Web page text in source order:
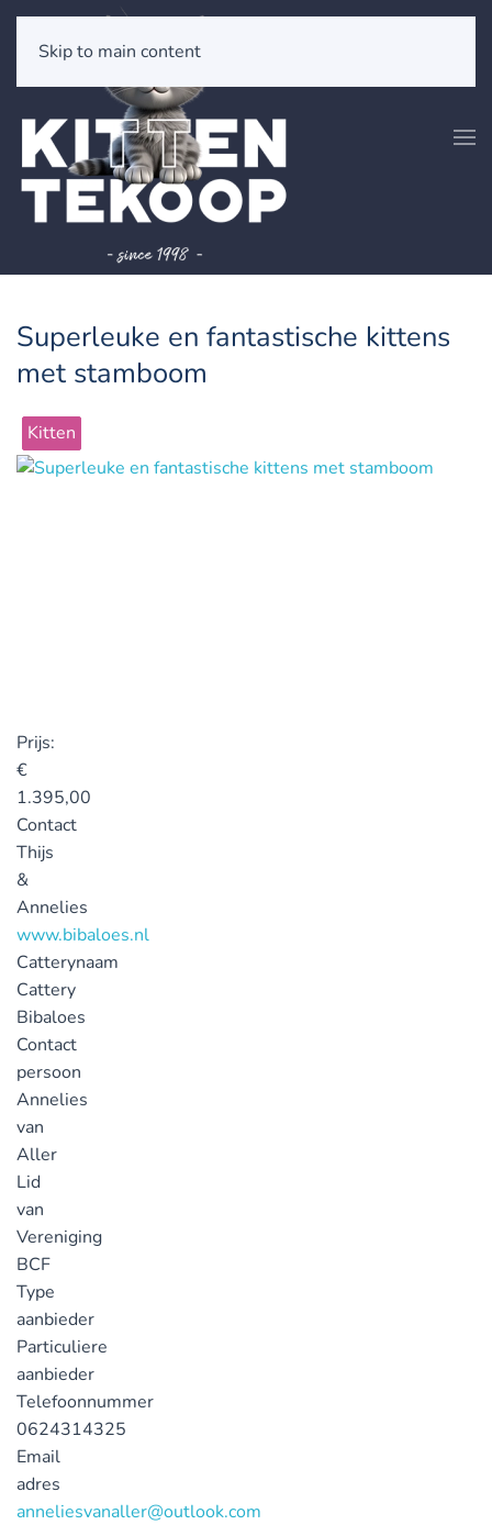
Skip to main content
Superleuke en fantastische kittens
met stamboom
Kitten
Prijs:
€
1.395,00
Contact
Thijs
&
Annelies
www.bibaloes.nl
Catterynaam
Cattery
Bibaloes
Contact
persoon
Annelies
van
Aller
Lid
van
Vereniging
BCF
Type
aanbieder
Particuliere
aanbieder
Telefoonnummer
0624314325
Email
adres
anneliesvanaller@outlook.com